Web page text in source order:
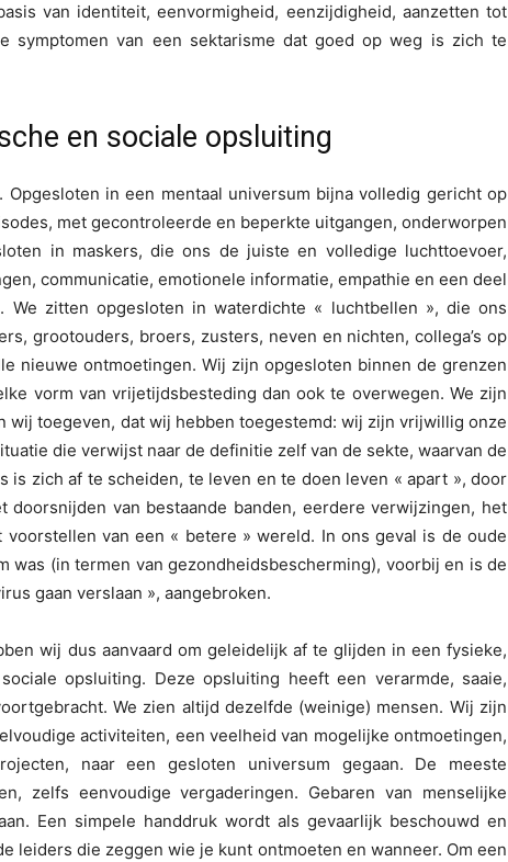
van identiteit, eenvormigheid, eenzijdigheid, aanzetten tot
symptomen van een sektarisme dat goed op weg is zich te
en sociale opsluiting
Opgesloten in een mentaal universum bijna volledig gericht op
met gecontroleerde en beperkte uitgangen, onderworpen
in maskers, die ons de juiste en volledige luchttoevoer,
communicatie, emotionele informatie, empathie en een deel
We zitten opgesloten in waterdichte « luchtbellen », die ons
grootouders, broers, zusters, neven en nichten, collega’s op
nieuwe ontmoetingen. Wij zijn opgesloten binnen de grenzen
vorm van vrijetijdsbesteding dan ook te overwegen. We zijn
wij toegeven, dat wij hebben toegestemd: wij zijn vrijwillig onze
die verwijst naar de definitie zelf van de sekte, waarvan de
is zich af te scheiden, te leven en te doen leven « apart », door
van bestaande banden, eerdere verwijzingen, het
van een « betere » wereld. In ons geval is de oude
was (in termen van gezondheidsbescherming), voorbij en is de
gaan verslaan », aangebroken.
wij dus aanvaard om geleidelijk af te glijden in een fysieke,
opsluiting. Deze opsluiting heeft een verarmde, saaie,
We zien altijd dezelfde (weinige) mensen. Wij zijn
activiteiten, een veelheid van mogelijke ontmoetingen,
naar een gesloten universum gegaan. De meeste
zelfs eenvoudige vergaderingen. Gebaren van menselijke
Een simpele handdruk wordt als gevaarlijk beschouwd en
leiders die zeggen wie je kunt ontmoeten en wanneer. Om een